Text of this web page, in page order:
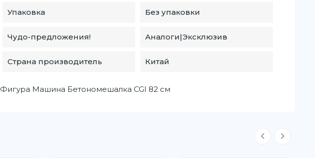
Упаковка Без упаковки
Чудо-предложения! Аналоги|Эксклюзив
Страна производитель Китай
Фигура Машина Бетономешалка CGI 82 см